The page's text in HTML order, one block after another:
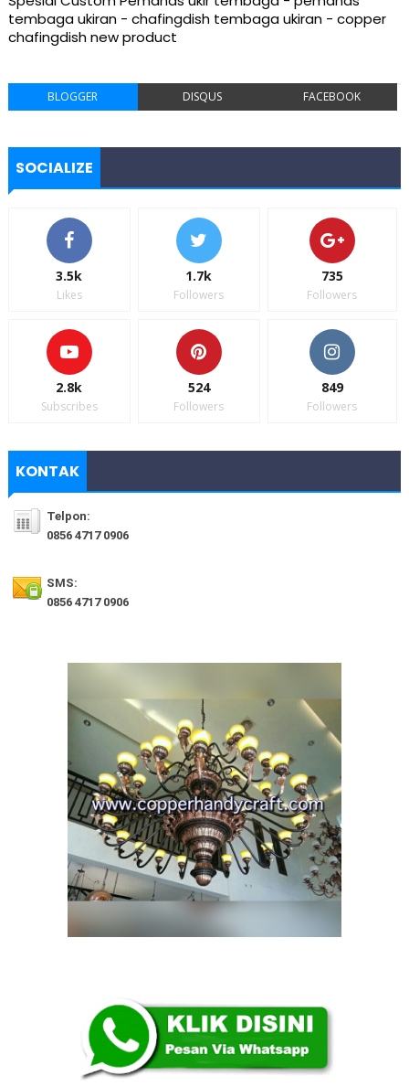
tembaga ukiran - chafingdish tembaga ukiran - copper
chafingdish new product
BLOGGER DISQUS FACEBOOK
SOCIALIZE
3.5k
Likes
1.7k
Followers
735
Followers
2.8k
Subscribes
524
Followers
849
Followers
KONTAK
Telpon:
0856 4717 0906
SMS:
0856 4717 0906